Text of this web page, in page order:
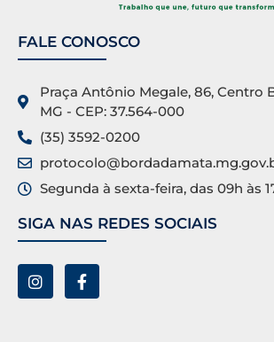
FALE CONOSCO
Praça Antônio Megale, 86, Centro
MG - CEP: 37.564-000
(35) 3592-0200
Segunda à sexta-feira, das 09h às
SIGA NAS REDES SOCIAIS